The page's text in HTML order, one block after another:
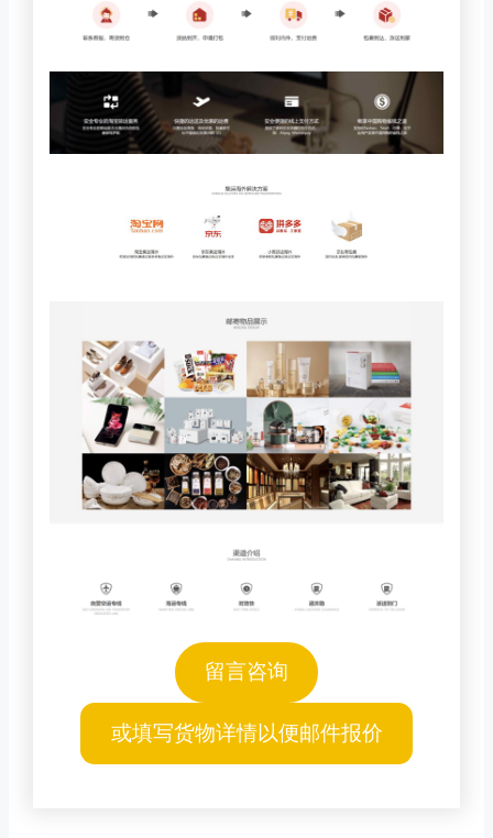
留言咨询
或填写货物详情以便邮件报价